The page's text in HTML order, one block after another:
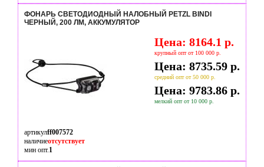
ФОНАРЬ СВЕТОДИОДНЫЙ НАЛОБНЫЙ PETZL BINDI
ЧЕРНЫЙ, 200 ЛМ, АККУМУЛЯТОР
Цена: 8164.1 р.
крупный опт от 100 000 р.
Цена: 8735.59 р.
средний опт от 50 000 р.
Цена: 9783.86 р.
мелкий опт от 10 000 р.
артикулff007572
наличиеотсутствует
мин опт.1